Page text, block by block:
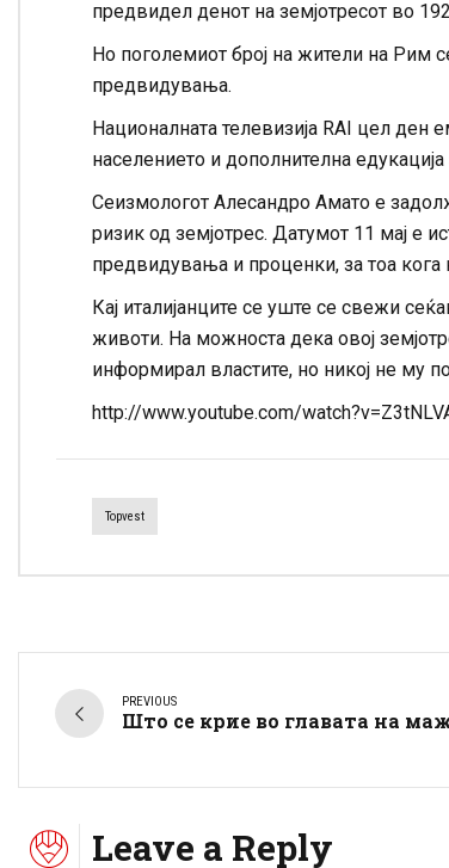
предвидел денот на земјотресот во
Но поголемиот број на жители на Рим
предвидувања.
Националната телевизија RAI цел ден
населението и дополнителна
Сеизмологот Алесандро Амато е
ризик од земјотрес. Датумот 11 мај е
предвидувања и проценки, за тоа кога
Кај италијанците се уште се свежи
животи. На можноста дека овој
информирал властите, но никој не му
http://www.youtube.com/
Topvest
PREVIOUS
Што се крие во главата на
Leave a Reply